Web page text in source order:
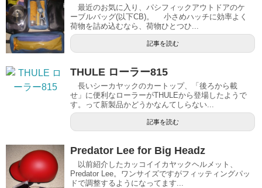
最近のお気に入り、パシフィックアウトドアのケ
ーブルバッグ(以下CB)。 小さめハッチに効率よく
荷物を詰め込むなら、荷物ひとつひ...
記事を読む
THULE ローラー815
長いシーカヤックのカートップ、「後ろから載
せ」に便利なローラーがTHULEから登場したようで
す。って新製品かどうかなんてしらない...
記事を読む
Predator Lee for Big Headz
以前紹介したカッコイイカヤックヘルメット、
Predator Lee。ワンサイズですがフィッティングパッ
ドで調整するようになってます...